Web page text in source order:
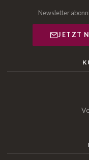
Newsletter
JETZT